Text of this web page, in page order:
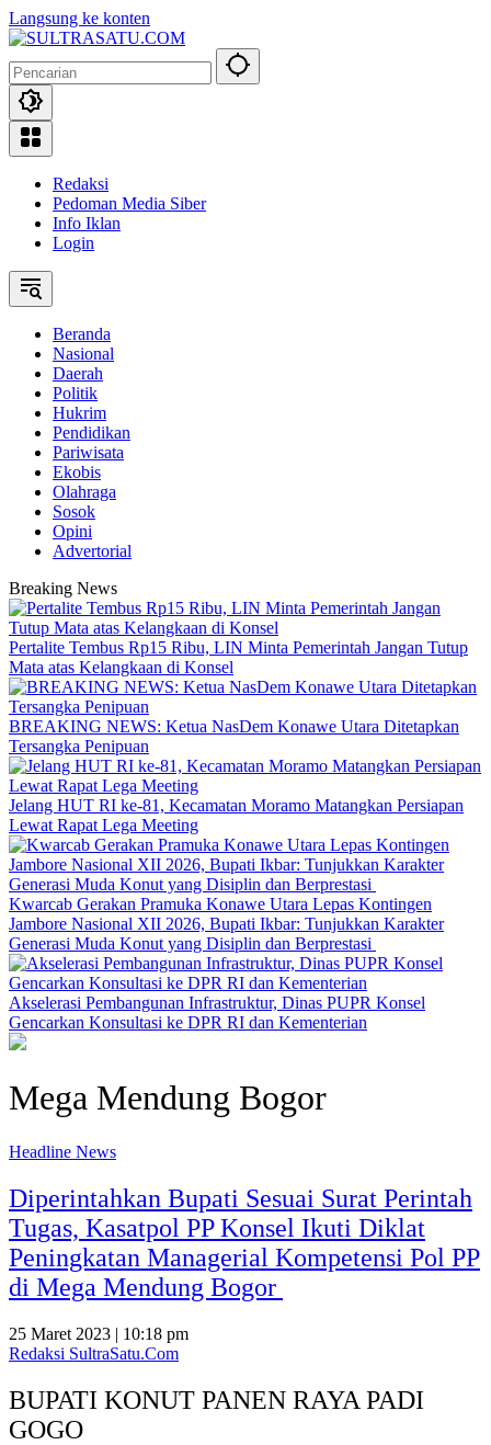
Langsung ke konten
Redaksi
Pedoman Media Siber
Info Iklan
Login
Beranda
Nasional
Daerah
Politik
Hukrim
Pendidikan
Pariwisata
Ekobis
Olahraga
Sosok
Opini
Advertorial
Breaking News
‎Pertalite Tembus Rp15 Ribu, LIN Minta Pemerintah Jangan Tutup
Mata atas Kelangkaan di Konsel
BREAKING NEWS: Ketua NasDem Konawe Utara Ditetapkan
Tersangka Penipuan
‎Jelang HUT RI ke-81, Kecamatan Moramo Matangkan Persiapan
Lewat Rapat Lega Meeting
‎Kwarcab Gerakan Pramuka Konawe Utara Lepas Kontingen
Jambore Nasional XII 2026, Bupati Ikbar: Tunjukkan Karakter
Generasi Muda Konut yang Disiplin dan Berprestasi ‎
Akselerasi Pembangunan Infrastruktur, Dinas PUPR Konsel
Gencarkan Konsultasi ke DPR RI dan Kementerian
Mega Mendung Bogor
Headline News
Diperintahkan Bupati Sesuai Surat Perintah
Tugas, Kasatpol PP Konsel Ikuti Diklat
Peningkatan Managerial Kompetensi Pol PP
di Mega Mendung Bogor
25 Maret 2023 | 10:18 pm
Redaksi SultraSatu.Com
BUPATI KONUT PANEN RAYA PADI
GOGO